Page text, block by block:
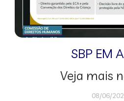
SBP EM
Veja mais
08/06/